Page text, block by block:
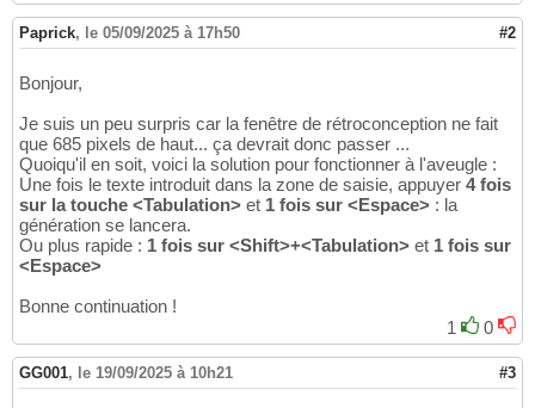
Paprick, le 05/09/2025 à 17h50 #2
Bonjour,
Je suis un peu surpris car la fenêtre de rétroconception ne fait
que 685 pixels de haut... ça devrait donc passer ...
Quoiqu'il en soit, voici la solution pour fonctionner à l'aveugle :
Une fois le texte introduit dans la zone de saisie, appuyer 4 fois
sur la touche <Tabulation> et 1 fois sur <Espace> : la
génération se lancera.
Ou plus rapide : 1 fois sur <Shift>+<Tabulation> et 1 fois sur
<Espace>
Bonne continuation !
1
0
GG001, le 19/09/2025 à 10h21 #3